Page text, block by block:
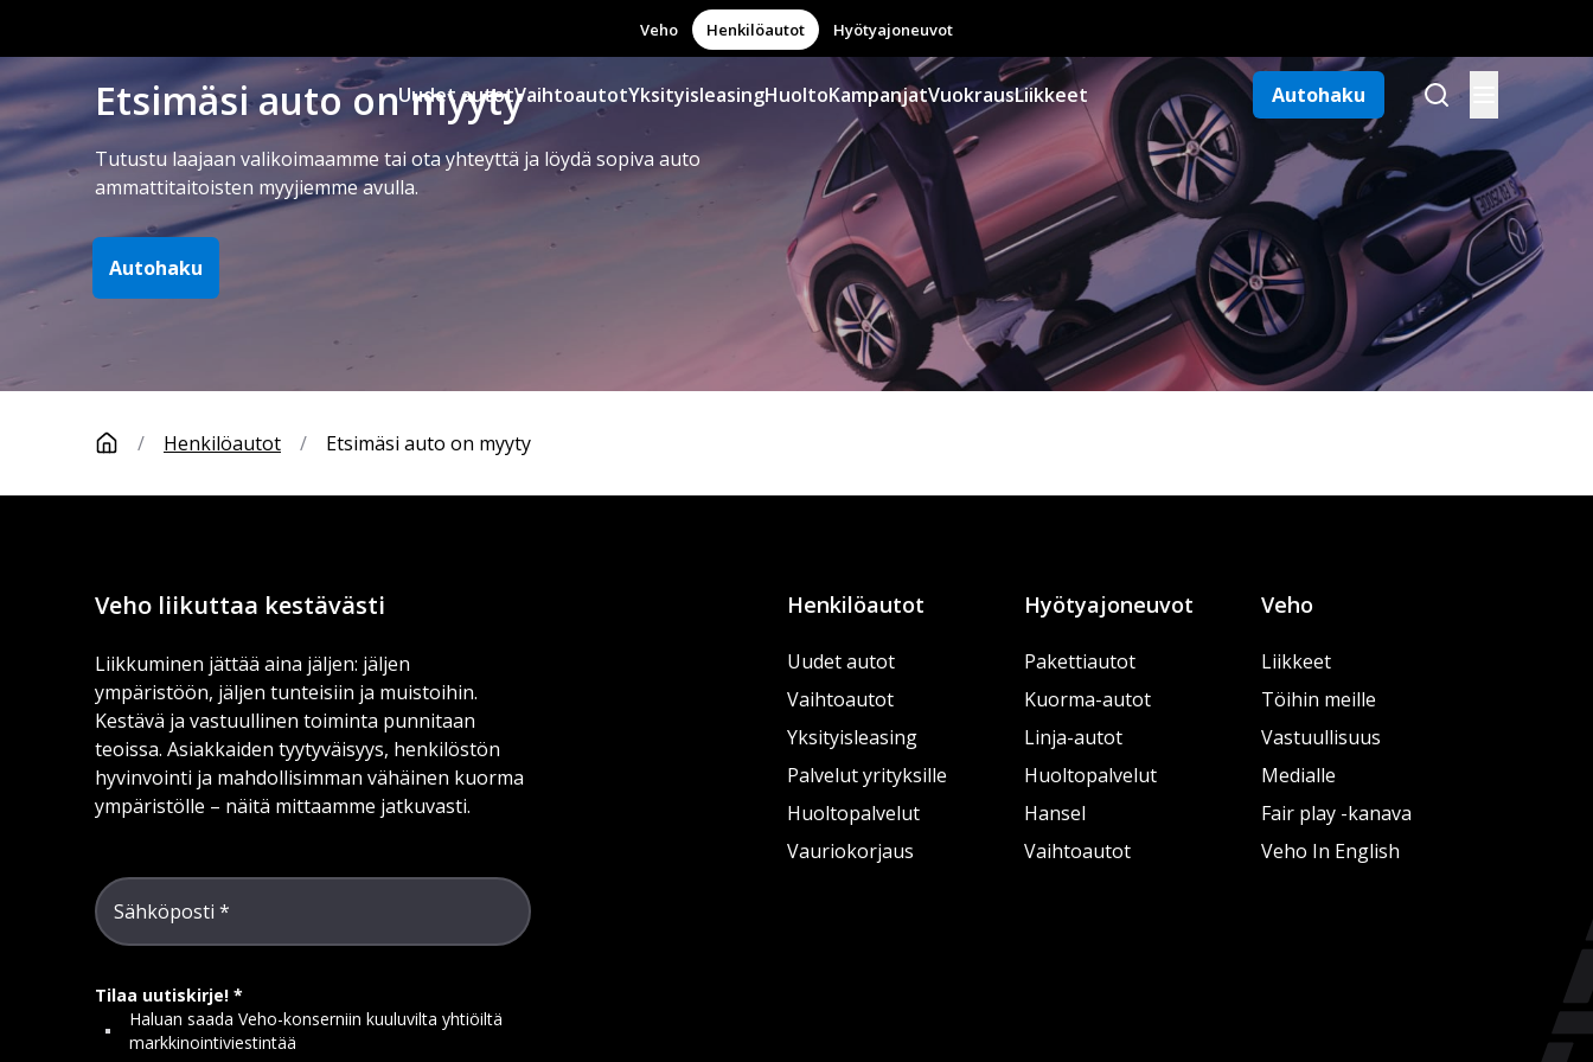
Etsimäsi auto on myyty
Tutustu laajaan valikoimaamme tai ota yhteyttä ja löydä sopiva auto
ammattitaitoisten myyjiemme avulla.
Autohaku
Veho Henkilöautot Hyötyajoneuvot
Uudet autotVaihtoautotYksityisleasingHuoltoKampanjatVuokrausLiikkeet Autohaku
/ Henkilöautot / Etsimäsi auto on myyty
Veho liikuttaa kestävästi
Liikkuminen jättää aina jäljen: jäljen
ympäristöön, jäljen tunteisiin ja muistoihin.
Kestävä ja vastuullinen toiminta punnitaan
teoissa. Asiakkaiden tyytyväisyys, henkilöstön
hyvinvointi ja mahdollisimman vähäinen kuorma
ympäristölle – näitä mittaamme jatkuvasti.
Sähköposti
Tilaa uutiskirje!
Haluan saada Veho-konserniin kuuluvilta yhtiöiltä
markkinointiviestintää
Henkilöautot
Uudet autot
Vaihtoautot
Yksityisleasing
Palvelut yrityksille
Huoltopalvelut
Vauriokorjaus
Hyötyajoneuvot
Pakettiautot
Kuorma-autot
Linja-autot
Huoltopalvelut
Hansel
Vaihtoautot
Veho
Liikkeet
Töihin meille
Vastuullisuus
Medialle
Fair play -kanava
Veho In English